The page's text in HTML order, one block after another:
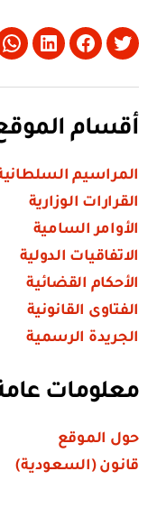
Twitter
Facebook
أقسام
المراسيم
القرارات الوزارية
الأوامر السامية
الاتفاقيات الدولية
الأحكام القضائية
الفتاوى القانونية
الجريدة الرسمية
معلومات
حول الموقع
قانون (السعودية)